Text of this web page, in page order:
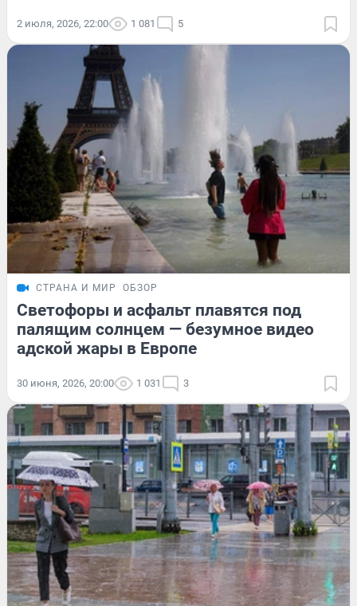
2 июля, 2026, 22:00 1 081 5
СТРАНА И МИР ОБЗОР
Светофоры и асфальт плавятся под
палящим солнцем — безумное видео
адской жары в Европе
30 июня, 2026, 20:00 1 031 3